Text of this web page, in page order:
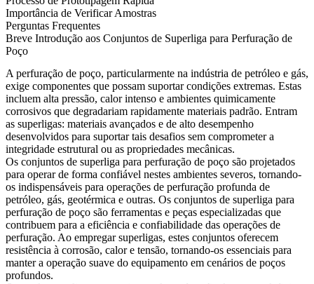
Importância de Verificar Amostras
Perguntas Frequentes
Breve Introdução aos Conjuntos de Superliga para Perfuração de
Poço
A perfuração de poço, particularmente na indústria de petróleo e gás,
exige componentes que possam suportar condições extremas. Estas
incluem alta pressão, calor intenso e ambientes quimicamente
corrosivos que degradariam rapidamente materiais padrão. Entram
as superligas: materiais avançados e de alto desempenho
desenvolvidos para suportar tais desafios sem comprometer a
integridade estrutural ou as propriedades mecânicas.
Os conjuntos de superliga para perfuração de poço são projetados
para operar de forma confiável nestes ambientes severos, tornando-
os indispensáveis para operações de perfuração profunda de
petróleo, gás, geotérmica e outras. Os conjuntos de superliga para
perfuração de poço são ferramentas e peças especializadas que
contribuem para a eficiência e confiabilidade das operações de
perfuração. Ao empregar superligas, estes conjuntos oferecem
resistência à corrosão, calor e tensão, tornando-os essenciais para
manter a operação suave do equipamento em cenários de poços
profundos.